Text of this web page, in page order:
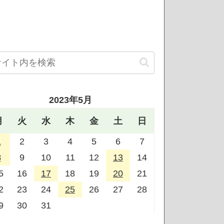
2023年5月
火 水 木 金 土 日
2 3 4 5 6
7
9 10 11 12 13
14
16 17 18 19 20
21
23 24 25 26 27
28
30 31